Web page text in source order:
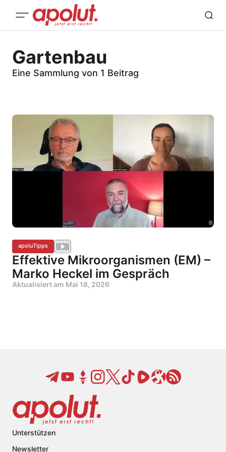
Gartenbau
Eine Sammlung von 1 Beitrag
apoluTipps
Effektive Mikroorganismen (EM) –
Marko Heckel im Gespräch
Aktualisiert am Mai 18, 2026
Unterstützen
Newsletter